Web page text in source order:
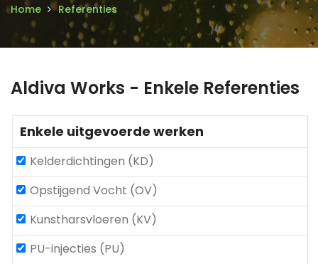
Home Referenties
Aldiva Works - Enkele Referenties
Enkele uitgevoerde werken
Kelderdichtingen (KD)
Opstijgend Vocht (OV)
Kunstharsvloeren (KV)
PU-injecties (PU)